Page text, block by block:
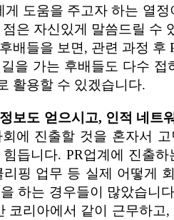
게 도움을 주고자 하는 열
은 자신있게 말씀드릴 수
배들을 보면 , 관련 과정 후
을 가는 후배들도 다수 접
활용할 수 있겠습니다.
보도 얻으시고, 인적 네트
에 진출할 것을 혼자서 고
듭니다. PR업계에 진출
리핑 업무 등 실제 어떻게
하는 경우들이 많았습니다
코리아에서 같이 근무하고,